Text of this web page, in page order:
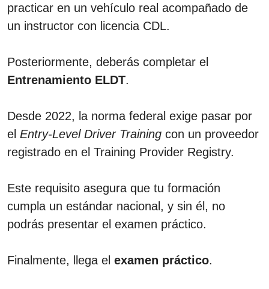
practicar en un vehículo real acompañado de
un instructor con licencia CDL.
Posteriormente, deberás completar el
Entrenamiento ELDT.
Desde 2022, la norma federal exige pasar por
el Entry-Level Driver Training con un proveedor
registrado en el Training Provider Registry.
Este requisito asegura que tu formación
cumpla un estándar nacional, y sin él, no
podrás presentar el examen práctico.
Finalmente, llega el examen práctico.